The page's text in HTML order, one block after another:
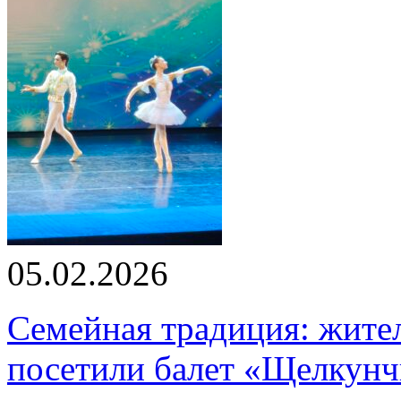
05.02.2026
Семейная традиция:
посетили балет